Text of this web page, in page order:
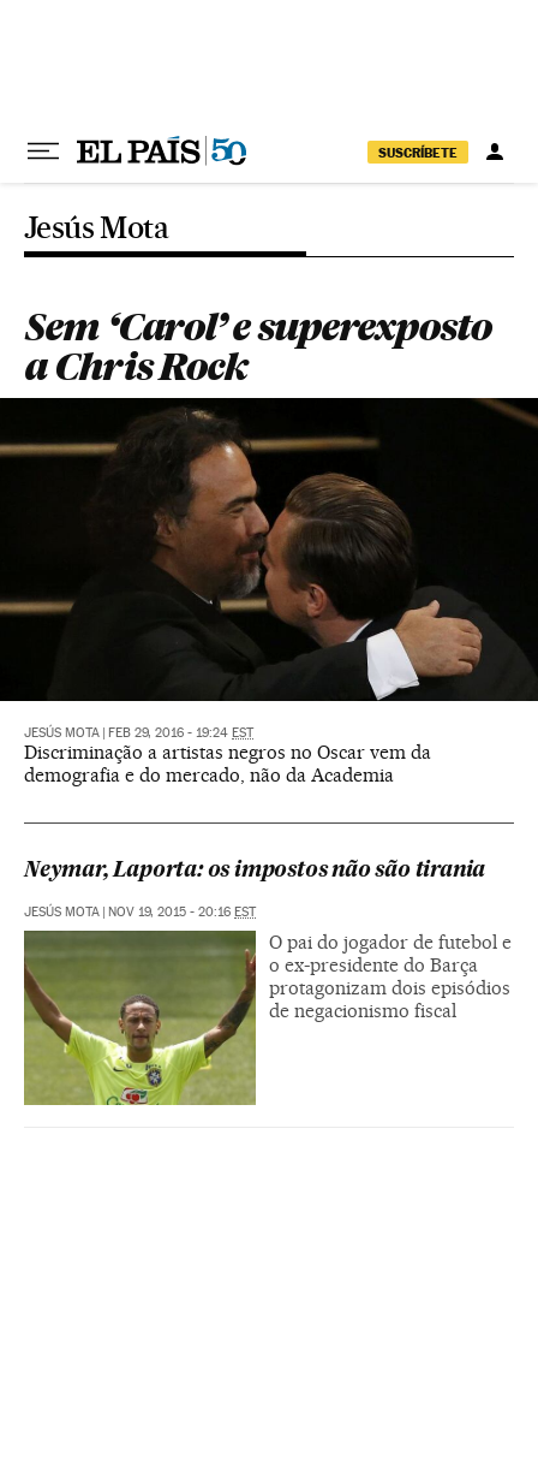
SUSCRÍBETE
Jesús Mota
Sem ‘Carol’ e superexposto
a Chris Rock
JESÚS MOTA FEB 29, 2016 - 19:24 EST
Discriminação a artistas negros no Oscar vem da
demografia e do mercado, não da Academia
Neymar, Laporta: os impostos não são tirania
JESÚS MOTA NOV 19, 2015 - 20:16 EST
O pai do jogador de futebol e
o ex-presidente do Barça
protagonizam dois episódios
de negacionismo fiscal